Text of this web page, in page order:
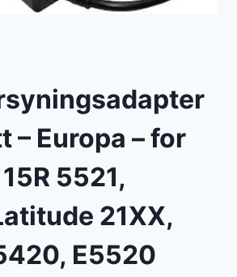
– Europa – for
5521,
21XX,
E5520